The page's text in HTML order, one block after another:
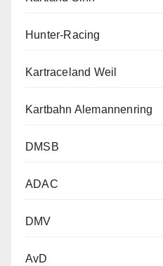
Hunter-Racing
Kartraceland Weil
Kartbahn Alemannenring
DMSB
ADAC
DMV
AvD